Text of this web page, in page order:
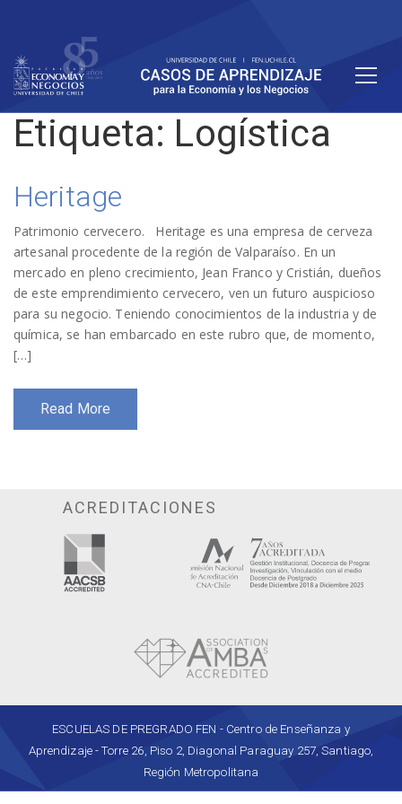
Etiqueta: Logística
Heritage
Patrimonio cervecero. Heritage es una empresa de cerveza
artesanal procedente de la región de Valparaíso. En un
mercado en pleno crecimiento, Jean Franco y Cristián, dueños
de este emprendimiento cervecero, ven un futuro auspicioso
para su negocio. Teniendo conocimientos de la industria y de
química, se han embarcado en este rubro que, de momento,
[…]
Read More
ACREDITACIONES
ESCUELAS DE PREGRADO FEN - Centro de Enseñanza y
Aprendizaje - Torre 26, Piso 2, Diagonal Paraguay 257, Santiago,
Región Metropolitana